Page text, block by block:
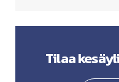
Tilaa